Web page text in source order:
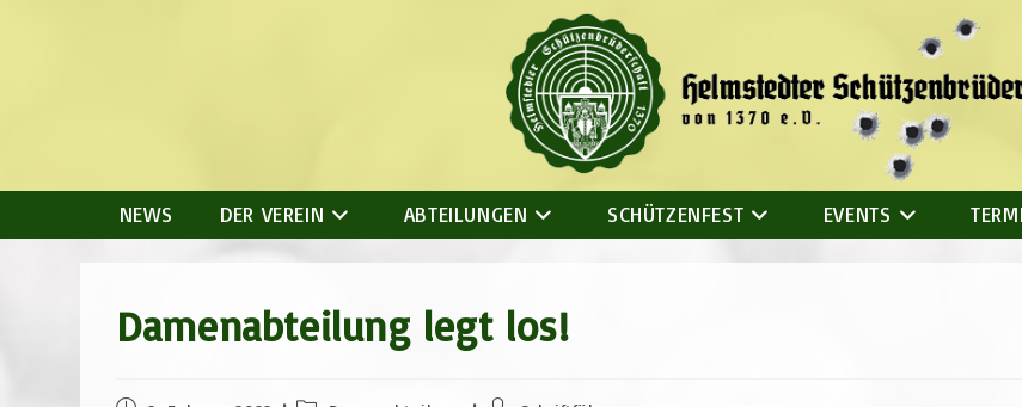
NEWS DER VEREIN ABTEILUNGEN SCHÜTZENFEST EVENTS
Damenabteilung legt los!